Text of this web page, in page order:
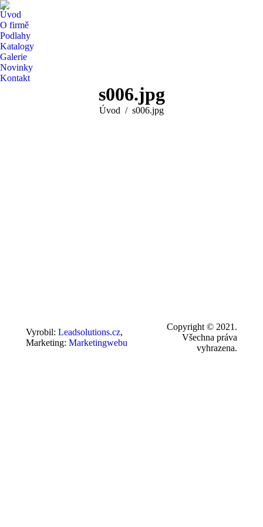
Úvod
O firmě
Podlahy
Katalogy
Galerie
Novinky
Kontakt
s006.jpg
You are here:
Úvod s006.jpg
Vyrobil: Leadsolutions.cz,
Marketing: Marketingwebu
Copyright © 2021.
Všechna práva
vyhrazena.